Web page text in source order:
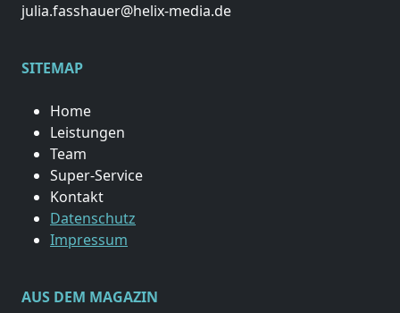
julia.fasshauer@helix-media.de
SITEMAP
Home
Leistungen
Team
Super-Service
Kontakt
Datenschutz
Impressum
AUS DEM MAGAZIN